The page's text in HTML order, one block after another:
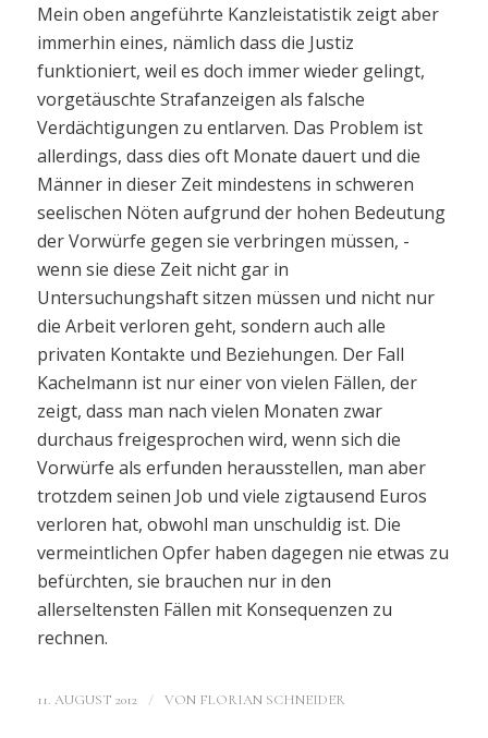
Mein oben angeführte Kanzleistatistik zeigt aber
immerhin eines, nämlich dass die Justiz
funktioniert, weil es doch immer wieder gelingt,
vorgetäuschte Strafanzeigen als falsche
Verdächtigungen zu entlarven. Das Problem ist
allerdings, dass dies oft Monate dauert und die
Männer in dieser Zeit mindestens in schweren
seelischen Nöten aufgrund der hohen Bedeutung
der Vorwürfe gegen sie verbringen müssen, -
wenn sie diese Zeit nicht gar in
Untersuchungshaft sitzen müssen und nicht nur
die Arbeit verloren geht, sondern auch alle
privaten Kontakte und Beziehungen. Der Fall
Kachelmann ist nur einer von vielen Fällen, der
zeigt, dass man nach vielen Monaten zwar
durchaus freigesprochen wird, wenn sich die
Vorwürfe als erfunden herausstellen, man aber
trotzdem seinen Job und viele zigtausend Euros
verloren hat, obwohl man unschuldig ist. Die
vermeintlichen Opfer haben dagegen nie etwas zu
befürchten, sie brauchen nur in den
allerseltensten Fällen mit Konsequenzen zu
rechnen.
11. AUGUST 2012 / VON FLORIAN SCHNEIDER